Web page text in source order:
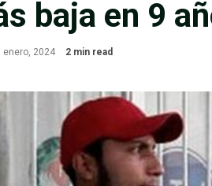
baja en 9
enero, 2024 2 min read